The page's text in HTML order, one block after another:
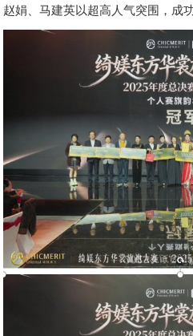
赵娟、马建英以超高人气突围，成